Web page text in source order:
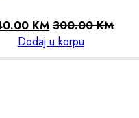
KM 300.00KM
Dodaj u korpu